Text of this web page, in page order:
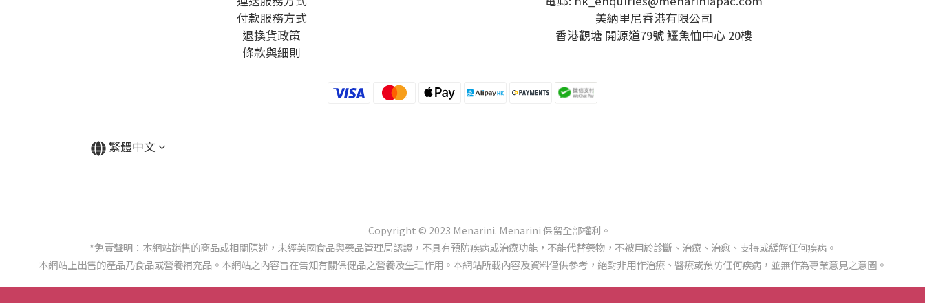
付款服務方式
退換貨政策
條款與細則
美納里尼香港有限公司
香港觀塘 開源道79號 鱷魚恤中心 20樓
繁體中文
Copyright © 2023 Menarini. Menarini 保留全部權利。
*免責聲明：本網站銷售的商品或相關陳述，未經美國食品與藥品管理局認證，不具有預防疾病或治療功能，不能代替藥物，不被用於診斷、治療、治愈、支持或緩解任何疾病。
本網站上出售的產品乃食品或營養補充品。本網站之內容旨在告知有關保健品之營養及生理作用。本網站所載內容及資料僅供參考，絕對非用作治療、醫療或預防任何疾病，並無作為專業意見之意圖。